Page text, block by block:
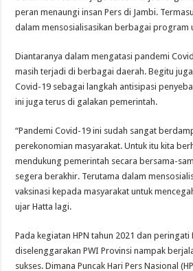
peran menaungi insan Pers di Jambi.
dalam mensosialisasikan berbagai program
Diantaranya dalam mengatasi pandemi
masih terjadi di berbagai daerah. Begitu juga
Covid-19 sebagai langkah antisipasi
ini juga terus di galakan pemerintah.
“Pandemi Covid-19 ini sudah sangat
perekonomian masyarakat. Untuk itu kita
mendukung pemerintah secara bersama-
segera berakhir. Terutama dalam
vaksinasi kepada masyarakat untuk
ujar Hatta lagi.
Pada kegiatan HPN tahun 2021 dan peringati
diselenggarakan PWI Provinsi nampak
sukses. Dimana Puncak Hari Pers Nasional